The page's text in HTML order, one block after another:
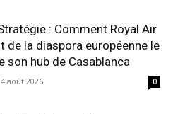
: Comment Royal Air
de la diaspora européenne le
son hub de Casablanca
4 août 2026 0